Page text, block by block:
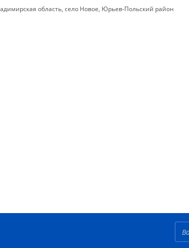
область, село Новое, Юрьев-Польский район